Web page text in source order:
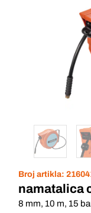
Broj artikla:
namatalica
8 mm, 10 m, 15